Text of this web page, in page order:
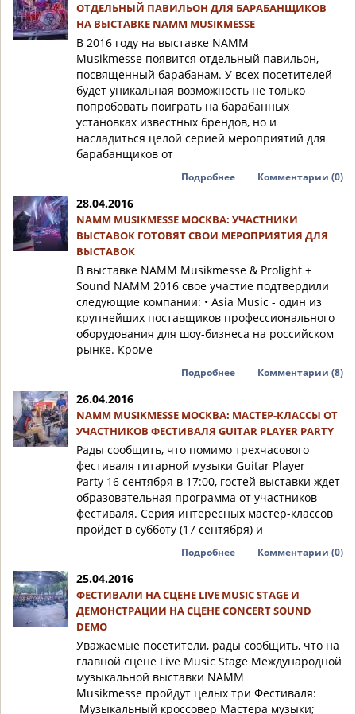
ОТДЕЛЬНЫЙ ПАВИЛЬОН ДЛЯ БАРАБАНЩИКОВ
НА ВЫСТАВКЕ NAMM MUSIKMESSE
В 2016 году на выставке NAMM
Musikmesse появится отдельный павильон,
посвященный барабанам. У всех посетителей
будет уникальная возможность не только
попробовать поиграть на барабанных
установках известных брендов, но и
насладиться целой серией мероприятий для
барабанщиков от
Комментарии (0)
Подробнее
28.04.2016
NAMM MUSIKMESSE МОСКВА: УЧАСТНИКИ
ВЫСТАВОК ГОТОВЯТ СВОИ МЕРОПРИЯТИЯ ДЛЯ
ВЫСТАВОК
В выставке NAMM Musikmesse & Prolight +
Sound NAMM 2016 свое участие подтвердили
следующие компании: • Asia Music - один из
крупнейших поставщиков профессионального
оборудования для шоу-бизнеса на российском
рынке. Кроме
Комментарии (8)
Подробнее
26.04.2016
NAMM MUSIKMESSE МОСКВА: МАСТЕР-КЛАССЫ ОТ
УЧАСТНИКОВ ФЕСТИВАЛЯ GUITAR PLAYER PARTY
Рады сообщить, что помимо трехчасового
фестиваля гитарной музыки Guitar Player
Party 16 сентября в 17:00, гостей выставки ждет
образовательная программа от участников
фестиваля. Серия интересных мастер-классов
пройдет в субботу (17 сентября) и
Комментарии (0)
Подробнее
25.04.2016
ФЕСТИВАЛИ НА СЦЕНЕ LIVE MUSIC STAGE И
ДЕМОНСТРАЦИИ НА СЦЕНЕ CONCERT SOUND
DEMO
Уважаемые посетители, рады сообщить, что на
главной сцене Live Music Stage Международной
музыкальной выставки NAMM
Musikmesse пройдут целых три Фестиваля:
Музыкальный кроссовер Мастера музыки;